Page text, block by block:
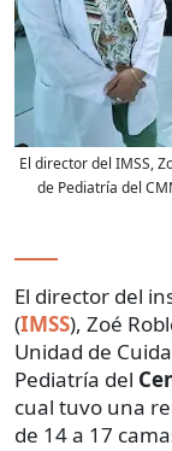
El director del IMSS,
de Pediatría del
El director del
(IMSS), Zoé
Unidad de
Pediatría del
cual tuvo una
de 14 a 17